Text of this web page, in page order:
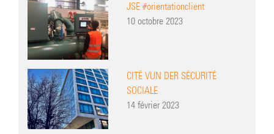
JSE #orientationclient
10 octobre 2023
CITÉ VUN DER SÉCURITÉ
SOCIALE
14 février 2023